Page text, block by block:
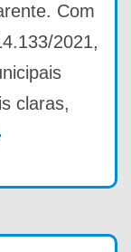
Com
2021,
claras,